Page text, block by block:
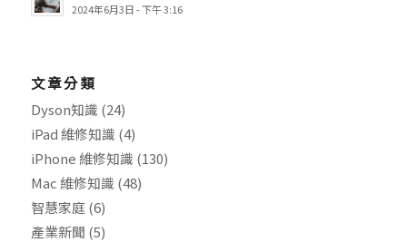
2024年6月3日 - 下午 3:16
文章分類
Dyson知識 (24)
iPad 維修知識 (4)
iPhone 維修知識 (130)
Mac 維修知識 (48)
智慧家庭(6)
產業新聞 (5)